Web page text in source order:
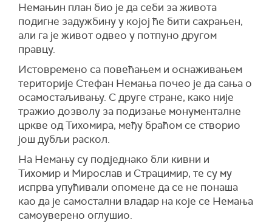
Немањин план био је да себи за живота
подигне задужбину у којој ће бити сахрањен,
али га је живот одвео у потпуно другом
правцу.
Истовремено са повећањем и оснаживањем
територије Стефан Немања почео је да сања о
осамостаљивању. С друге стране, како није
тражио дозволу за подизање монументалне
цркве од Тихомира, међу браћом се створио
још дубљи раскол.
На Немању су подједнако бли кивни и
Тихомир и Мирослав и Страцимир, те су му
испрва упућивали опомене да се не понаша
као да је самостални владар на које се Немања
самоуверено оглушио.